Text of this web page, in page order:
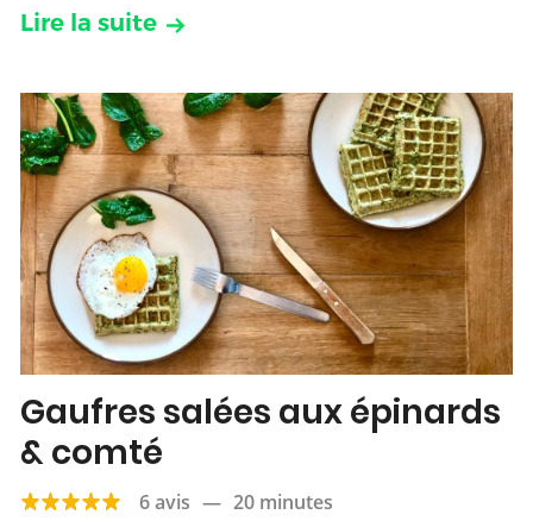
Lire la suite
Gaufres salées aux épinards
& comté
6 avis — 20 minutes